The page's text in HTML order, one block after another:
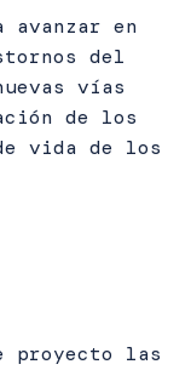
en
del
vías
de los
vida de los
proyecto las